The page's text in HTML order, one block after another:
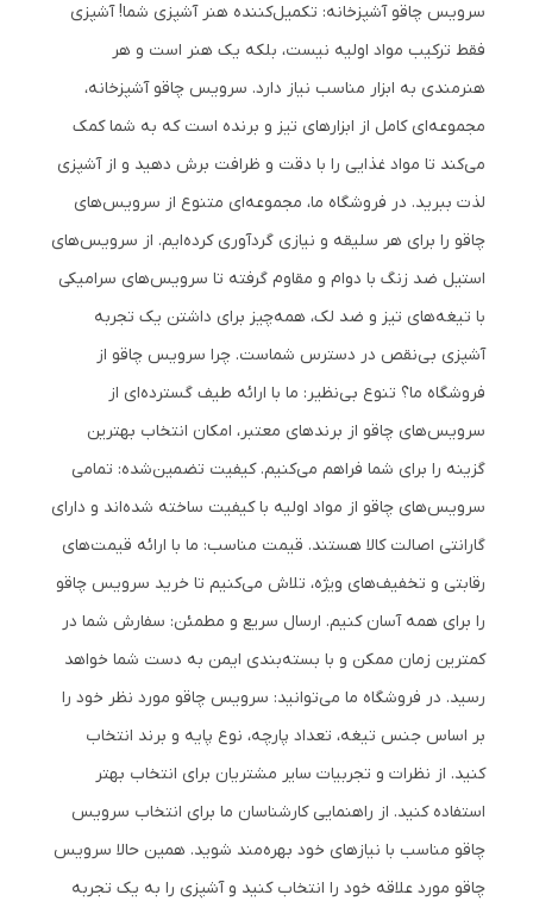
سرویس چاقو آشپزخانه: تکمیل‌کننده هنر آشپزی شما! آشپزی
فقط ترکیب مواد اولیه نیست، بلکه یک هنر است و هر
هنرمندی به ابزار مناسب نیاز دارد. سرویس چاقو آشپزخانه،
مجموعه‌ای کامل از ابزارهای تیز و برنده است که به شما کمک
می‌کند تا مواد غذایی را با دقت و ظرافت برش دهید و از آشپزی
لذت ببرید. در فروشگاه ما، مجموعه‌ای متنوع از سرویس‌های
چاقو را برای هر سلیقه و نیازی گردآوری کرده‌ایم. از سرویس‌های
استیل ضد زنگ با دوام و مقاوم گرفته تا سرویس‌های سرامیکی
با تیغه‌های تیز و ضد لک، همه‌چیز برای داشتن یک تجربه
آشپزی بی‌نقص در دسترس شماست. چرا سرویس چاقو از
فروشگاه ما؟ تنوع بی‌نظیر: ما با ارائه طیف گسترده‌ای از
سرویس‌های چاقو از برندهای معتبر، امکان انتخاب بهترین
گزینه را برای شما فراهم می‌کنیم. کیفیت تضمین‌شده: تمامی
سرویس‌های چاقو از مواد اولیه با کیفیت ساخته شده‌اند و دارای
گارانتی اصالت کالا هستند. قیمت مناسب: ما با ارائه قیمت‌های
رقابتی و تخفیف‌های ویژه، تلاش می‌کنیم تا خرید سرویس چاقو
را برای همه آسان کنیم. ارسال سریع و مطمئن: سفارش شما در
کمترین زمان ممکن و با بسته‌بندی ایمن به دست شما خواهد
رسید. در فروشگاه ما می‌توانید: سرویس چاقو مورد نظر خود را
بر اساس جنس تیغه، تعداد پارچه، نوع پایه و برند انتخاب
کنید. از نظرات و تجربیات سایر مشتریان برای انتخاب بهتر
استفاده کنید. از راهنمایی کارشناسان ما برای انتخاب سرویس
چاقو مناسب با نیازهای خود بهره‌مند شوید. همین حالا سرویس
چاقو مورد علاقه خود را انتخاب کنید و آشپزی را به یک تجربه